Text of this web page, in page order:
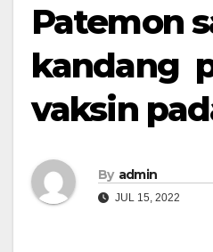
Patemon
kandang
vaksin
By admin
JUL 15, 2022